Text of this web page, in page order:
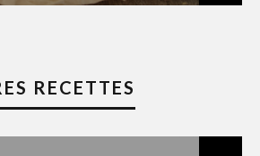
RECETTES